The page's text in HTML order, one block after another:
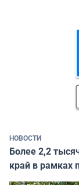
НОВОСТИ
Более 2,2
край в рамках